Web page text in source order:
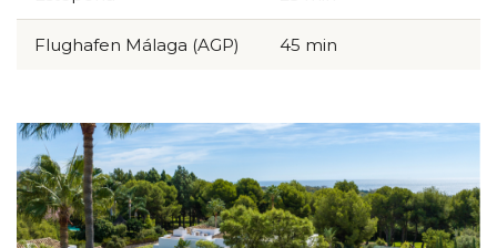
Flughafen Málaga (AGP) 45 min